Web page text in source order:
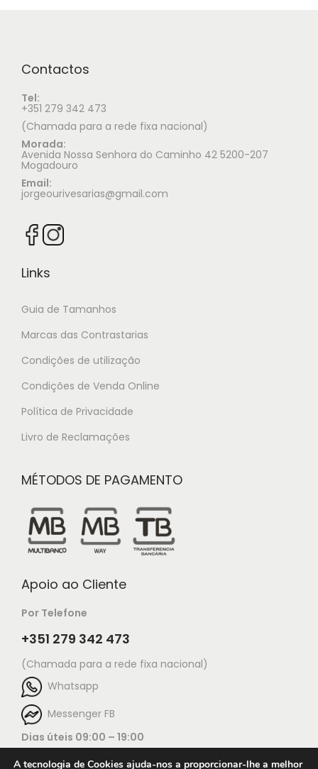
Contactos
Tel:
+351 279 342 473
(Chamada para a rede fixa nacional)
Morada:
Avenida Nossa Senhora do Caminho 42 5200-207
Mogadouro
Email:
jorgeourivesarias@gmail.com
Links
Guia de Tamanhos
Marcas das Contrastarias
Condições de utilização
Condições de Venda Online
Política de Privacidade
Livro de Reclamações
MÉTODOS DE PAGAMENTO
Apoio ao Cliente
Por Telefone
+351 279 342 473
(Chamada para a rede fixa nacional)
Whatsapp
Messenger FB
Dias úteis 09:00 – 19:00
A tecnologia de Cookies ajuda-nos a proporcionar-lhe a melhor